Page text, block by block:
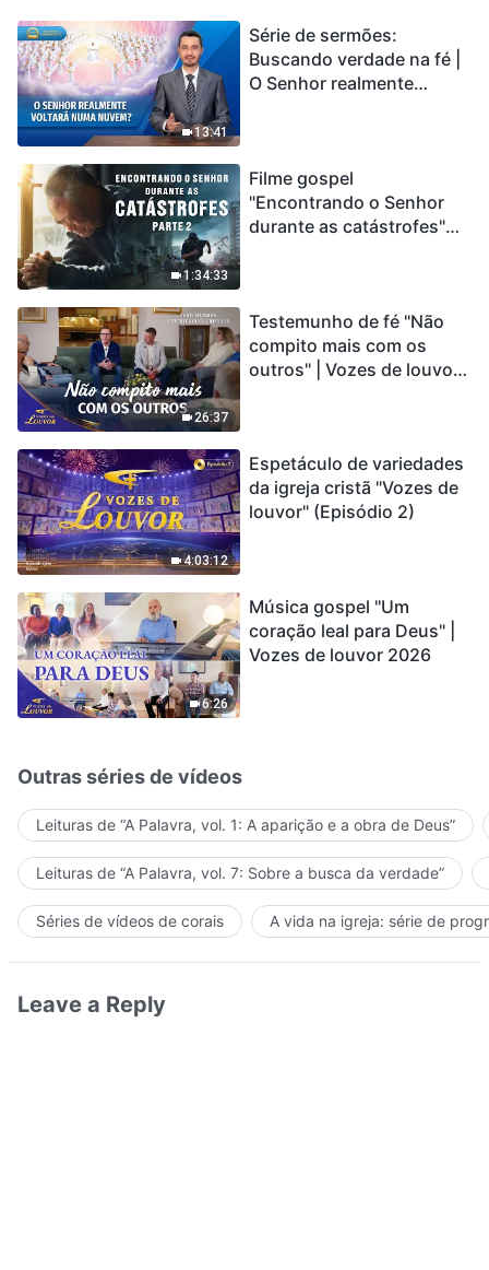
13:41
Série de sermões:
Buscando verdade na fé |
O Senhor realmente
1:34:33
Filme gospel
"Encontrando o Senhor
durante as catástrofes"
catástrofes ccontecem, a
humanidade está
entrando em contagem
26:37
Testemunho de fé "Não
compito mais com os
outros" | Vozes de louvor
4:03:12
Espetáculo de variedades
da igreja cristã "Vozes de
louvor" (Episódio 2)
6:26
Música gospel "Um
coração leal para Deus" |
Vozes de louvor 2026
Outras séries de vídeos
Leituras de “A Palavra, vol. 1: A aparição e a obra de Deus”
Leituras de “A Palavra, vol. 7: Sobre a busca da verdade”
Séries de vídeos de corais A vida na igreja: série de
Leave a Reply